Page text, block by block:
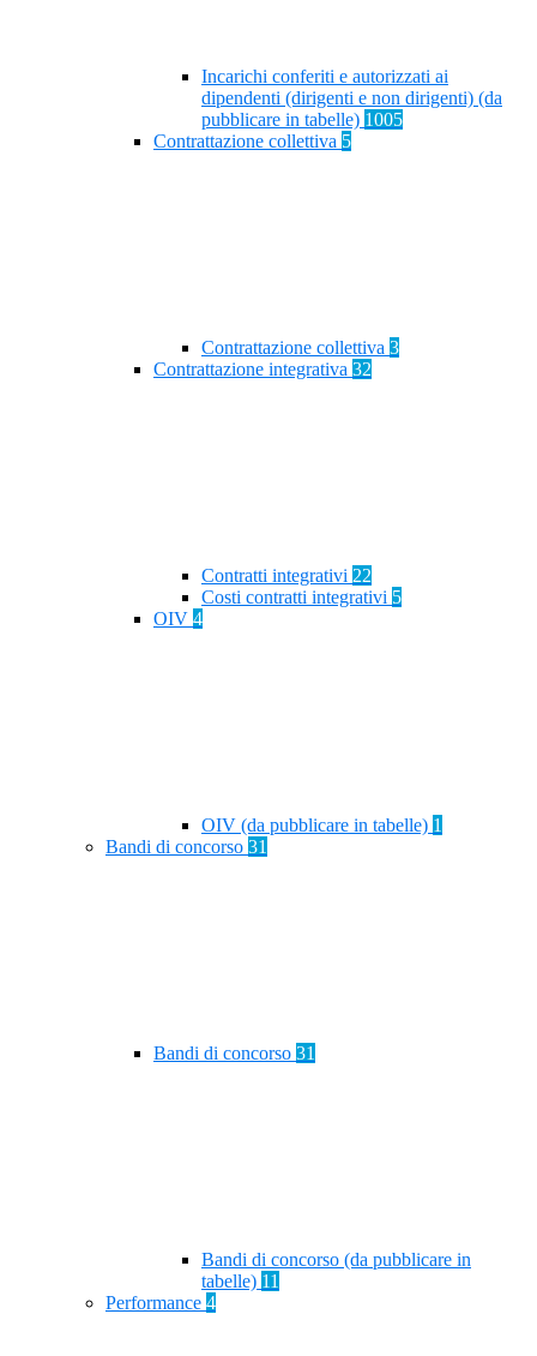
Incarichi conferiti e autorizzati ai
dipendenti (dirigenti e non dirigenti) (da
pubblicare in tabelle) 1005
Contrattazione collettiva 5
Contrattazione collettiva 3
Contrattazione integrativa 32
Contratti integrativi 22
Costi contratti integrativi 5
OIV 4
OIV (da pubblicare in tabelle) 1
Bandi di concorso 31
Bandi di concorso 31
Bandi di concorso (da pubblicare in
tabelle) 11
Performance 4